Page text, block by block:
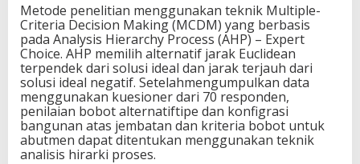
Metode penelitian menggunakan teknik Multiple-
Criteria Decision Making (MCDM) yang berbasis
pada Analysis Hierarchy Process (AHP) – Expert
Choice. AHP memilih alternatif jarak Euclidean
terpendek dari solusi ideal dan jarak terjauh dari
solusi ideal negatif. Setelahmengumpulkan data
menggunakan kuesioner dari 70 responden,
penilaian bobot alternatiftipe dan konfigrasi
bangunan atas jembatan dan kriteria bobot untuk
abutmen dapat ditentukan menggunakan teknik
analisis hirarki proses.